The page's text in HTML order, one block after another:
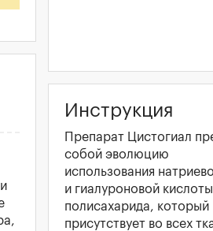
Инструкция
Препарат Цистогиал
собой эволюцию
использования
и гиалуроновой
полисахарида, который
присутствует во всех